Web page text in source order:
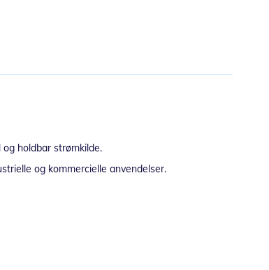
holdbar strømkilde.
og kommercielle anvendelser.